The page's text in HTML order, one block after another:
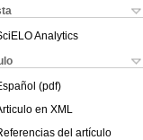
Analytics
(pdf)
en XML
del artículo